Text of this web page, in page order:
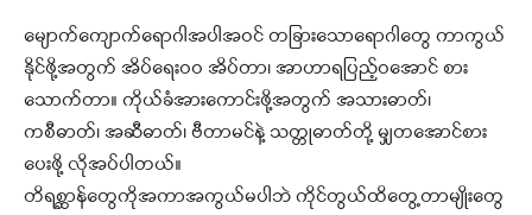
မျောက်ကျောက်ရောဂါအပါအဝင် တခြားသောရောဂါတွေ ကာကွယ်
နိုင်ဖို့အတွက် အိပ်ရေးဝဝ အိပ်တာ၊ အာဟာရပြည့်ဝအောင် စား
သောက်တာ။ ကိုယ်ခံအားကောင်းဖို့အတွက် အသားဓာတ်၊
ကစီဓာတ်၊ အဆီဓာတ်၊ ဗီတာမင်နဲ့ သတ္တုဓာတ်တို့ မျှတအောင်စား
ပေးဖို့ လိုအပ်ပါတယ်။
တိရစ္ဆာန်တွေကိုအကာအကွယ်မပါဘဲ ကိုင်တွယ်ထိတွေ့တာမျိုးတွေ